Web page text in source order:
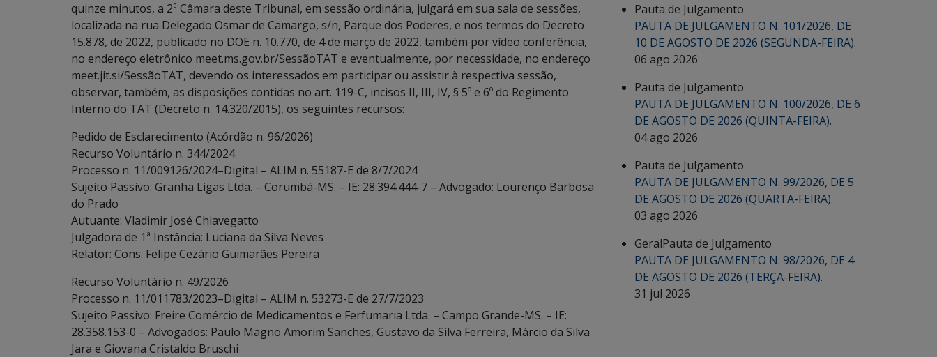
quinze minutos, a 2ª Câmara deste Tribunal, em sessão ordinária, julgará em sua sala de sessões,
localizada na rua Delegado Osmar de Camargo, s/n, Parque dos Poderes, e nos termos do Decreto
15.878, de 2022, publicado no DOE n. 10.770, de 4 de março de 2022, também por vídeo conferência,
no endereço eletrônico meet.ms.gov.br/SessãoTAT e eventualmente, por necessidade, no endereço
meet.jit.si/SessãoTAT, devendo os interessados em participar ou assistir à respectiva sessão,
observar, também, as disposições contidas no art. 119-C, incisos II, III, IV, § 5º e 6º do Regimento
Interno do TAT (Decreto n. 14.320/2015), os seguintes recursos:
Pedido de Esclarecimento (Acórdão n. 96/2026)
Recurso Voluntário n. 344/2024
Processo n. 11/009126/2024–Digital – ALIM n. 55187-E de 8/7/2024
Sujeito Passivo: Granha Ligas Ltda. – Corumbá-MS. – IE: 28.394.444-7 – Advogado: Lourenço Barbosa
do Prado
Autuante: Vladimir José Chiavegatto
Julgadora de 1ª Instância: Luciana da Silva Neves
Relator: Cons. Felipe Cezário Guimarães Pereira
Recurso Voluntário n. 49/2026
Processo n. 11/011783/2023–Digital – ALIM n. 53273-E de 27/7/2023
Sujeito Passivo: Freire Comércio de Medicamentos e Ferfumaria Ltda. – Campo Grande-MS. – IE:
28.358.153-0 – Advogados: Paulo Magno Amorim Sanches, Gustavo da Silva Ferreira, Márcio da Silva
Jara e Giovana Cristaldo Bruschi
Pauta de Julgamento
PAUTA DE JULGAMENTO N. 101/2026, DE
10 DE AGOSTO DE 2026 (SEGUNDA-FEIRA).
06 ago 2026
Pauta de Julgamento
PAUTA DE JULGAMENTO N. 100/2026, DE 6
DE AGOSTO DE 2026 (QUINTA-FEIRA).
04 ago 2026
Pauta de Julgamento
PAUTA DE JULGAMENTO N. 99/2026, DE 5
DE AGOSTO DE 2026 (QUARTA-FEIRA).
03 ago 2026
GeralPauta de Julgamento
PAUTA DE JULGAMENTO N. 98/2026, DE 4
DE AGOSTO DE 2026 (TERÇA-FEIRA).
31 jul 2026